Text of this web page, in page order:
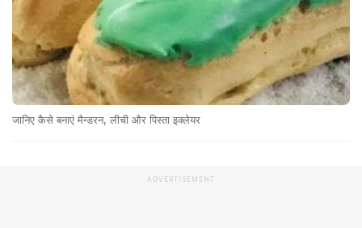
जानिए कैसे बनाएं मैन्डरन, लीची और पिस्ता इक्लेयर
ADVERTISEMENT